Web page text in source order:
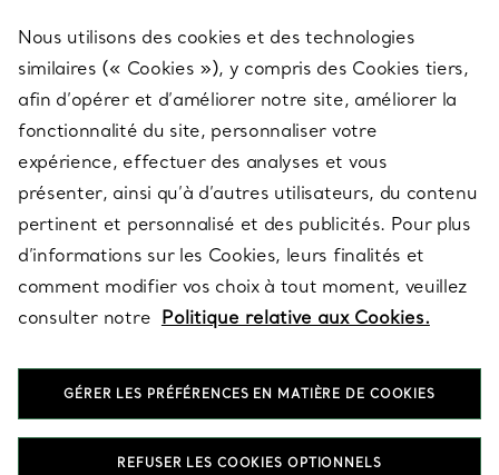
SERVICES
À PROPOS
QUESTIONS LÉGALES
SUIVEZ-NOUS
Nous utilisons des cookies et des technologies
similaires (« Cookies »), y compris des Cookies tiers,
afin d’opérer et d’améliorer notre site, améliorer la
fonctionnalité du site, personnaliser votre
expérience, effectuer des analyses et vous
présenter, ainsi qu’à d’autres utilisateurs, du contenu
pertinent et personnalisé et des publicités. Pour plus
d’informations sur les Cookies, leurs finalités et
comment modifier vos choix à tout moment, veuillez
consulter notre Politique relative aux Cookies.
GÉRER LES PRÉFÉRENCES EN MATIÈRE DE COOKIES
REFUSER LES COOKIES OPTIONNELS